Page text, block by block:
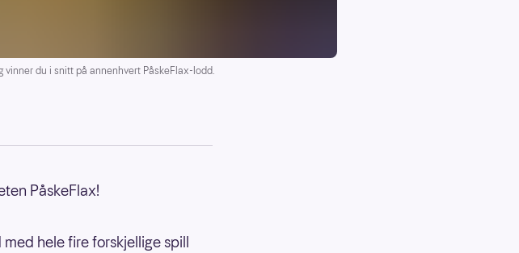
du i snitt på annenhvert PåskeFlax-lodd.
PåskeFlax!
hele fire forskjellige spill